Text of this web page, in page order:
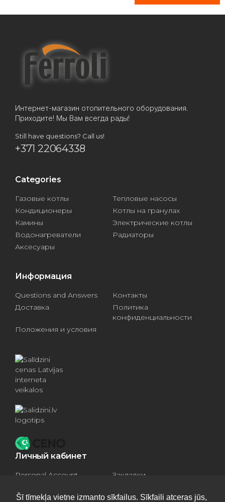
Šī tīmekļa vietne izmanto sīkfailus. Sīkfaili atceras jūs,
Интернет-магазин отопительного оборудования.
Приходите! Мы Вам всегда рады!
Still have questions? Call us!
+371 22064338
Categories
Газовые котлы
Тепловые насосы
Кондиционеры
Котлы на гранулах
Камины
Электрические котлы
Водонагреватели
Радиаторы
Аксесуары
Информация
Questions and Answers
Контакты
Доставка
Политика
конфиденциальности
Положения и условия
Личный кабинет
Personal Account
Закладки